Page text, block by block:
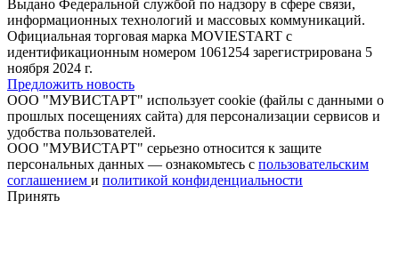
Выдано Федеральной службой по надзору в сфере связи,
информационных технологий и массовых коммуникаций.
Официальная торговая марка MOVIESTART с
идентификационным номером 1061254 зарегистрирована 5
ноября 2024 г.
Предложить новость
ООО "МУВИСТАРТ" использует cookie (файлы с данными о
прошлых посещениях сайта) для персонализации сервисов и
удобства пользователей.
ООО "МУВИСТАРТ" серьезно относится к защите
персональных данных — ознакомьтесь с пользовательским
соглашением и политикой конфиденциальности
Принять